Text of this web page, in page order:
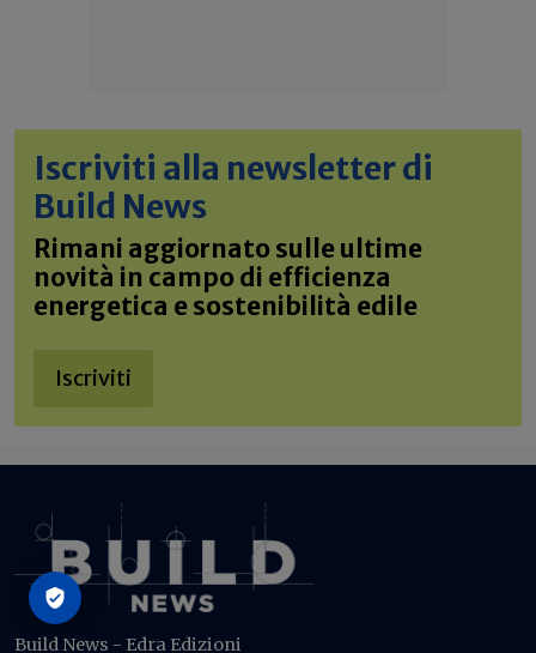
Iscriviti alla newsletter di
Build News
Rimani aggiornato sulle ultime
novità in campo di efficienza
energetica e sostenibilità edile
Iscriviti
Build News - Edra Edizioni